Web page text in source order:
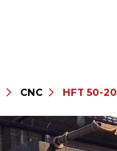
CNC HFT 50-20